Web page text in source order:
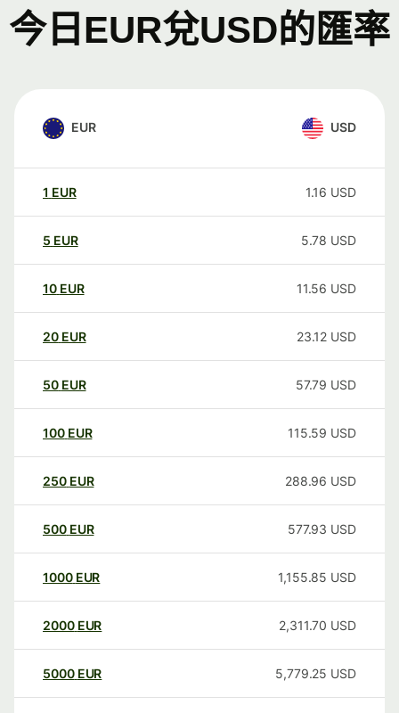
今日EUR兌USD的匯率
EUR USD
1 EUR 1.16 USD
5 EUR 5.78 USD
10 EUR 11.56 USD
20 EUR 23.12 USD
50 EUR 57.79 USD
100 EUR 115.59 USD
250 EUR 288.96 USD
500 EUR 577.93 USD
1000 EUR 1,155.85 USD
2000 EUR 2,311.70 USD
5000 EUR 5,779.25 USD